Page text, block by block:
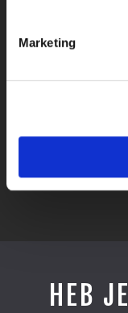
Marketing
Let op:
HEB